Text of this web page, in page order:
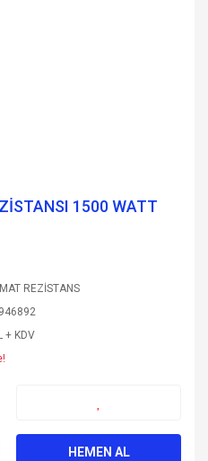
1500 WATT
REZİSTANS
+ KDV
HEMEN AL